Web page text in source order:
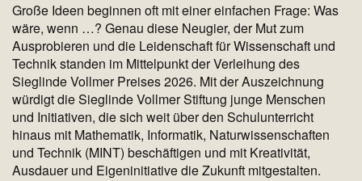
Große Ideen beginnen oft mit einer einfachen Frage: Was
wäre, wenn …? Genau diese Neugier, der Mut zum
Ausprobieren und die Leidenschaft für Wissenschaft und
Technik standen im Mittelpunkt der Verleihung des
Sieglinde Vollmer Preises 2026. Mit der Auszeichnung
würdigt die Sieglinde Vollmer Stiftung junge Menschen
und Initiativen, die sich weit über den Schulunterricht
hinaus mit Mathematik, Informatik, Naturwissenschaften
und Technik (MINT) beschäftigen und mit Kreativität,
Ausdauer und Eigeninitiative die Zukunft mitgestalten.